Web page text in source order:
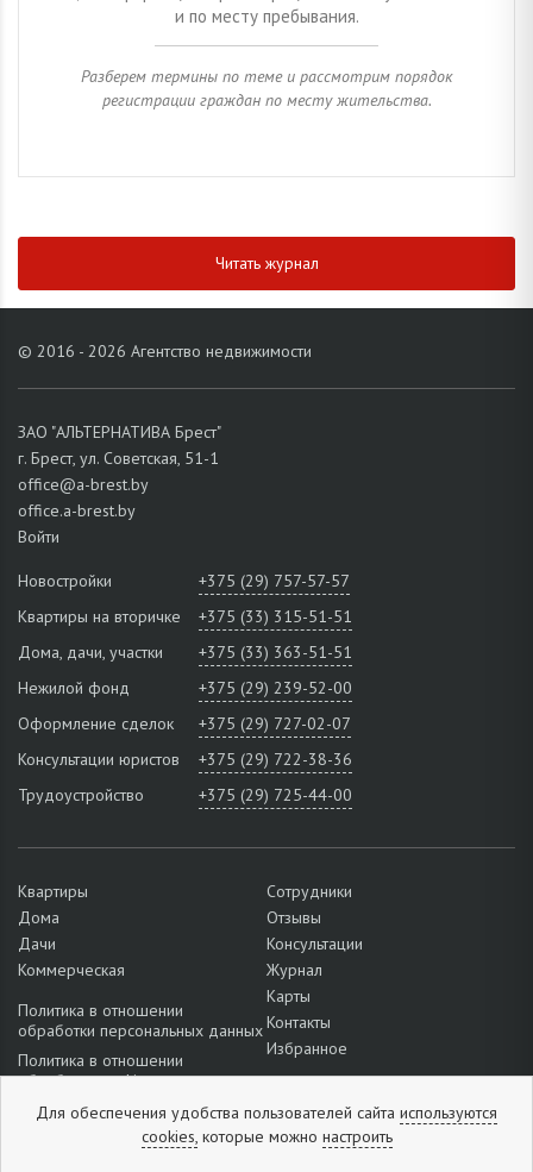
и по месту пребывания.
Разберем термины по теме и рассмотрим порядок
регистрации граждан по месту жительства.
Читать журнал
© 2016 - 2026 Агентство недвижимости
ЗАО "АЛЬТЕРНАТИВА Брест"
г. Брест, ул. Советская, 51-1
office@a-brest.by
office.a-brest.by
Войти
Новостройки
+375 (29) 757-57-57
Квартиры на вторичке
+375 (33) 315-51-51
Дома, дачи, участки
+375 (33) 363-51-51
Нежилой фонд
+375 (29) 239-52-00
Оформление сделок
+375 (29) 727-02-07
Консультации юристов
+375 (29) 722-38-36
Трудоустройство
+375 (29) 725-44-00
Квартиры
Дома
Дачи
Коммерческая
Политика в отношении
обработки персональных данных
Политика в отношении
обработки cookie
Подробнее о настройках файлов
Сотрудники
Отзывы
Консультации
Журнал
Карты
Контакты
Избранное
Для обеспечения удобства пользователей сайта используются
cookies,которые можно настроить